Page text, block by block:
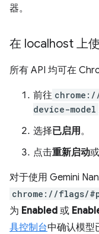
器。
在 localhost 上
所有 API 均可在
前往
device-model
选择已启用。
点击重新启动
对于使用 Gemini
chrome://flags/
为 Enabled 或
具控制台中确认模型